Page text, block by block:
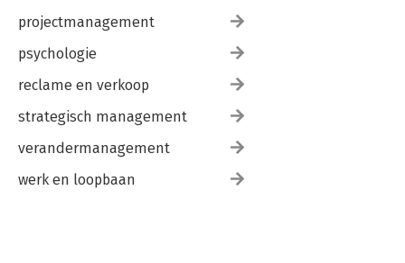
projectmanagement
psychologie
reclame en verkoop
strategisch management
verandermanagement
werk en loopbaan